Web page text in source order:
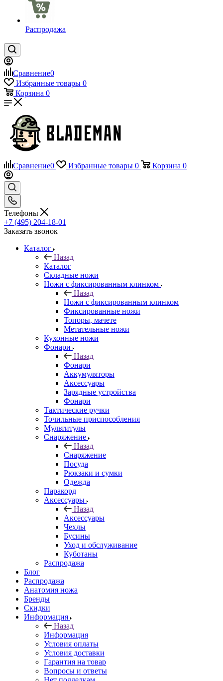
Распродажа
Сравнение0
Избранные товары 0
Корзина 0
Сравнение0 Избранные товары 0 Корзина 0
Телефоны
+7 (495) 204-18-01
Заказать звонок
Каталог
Назад
Каталог
Складные ножи
Ножи с фиксированным клинком
Назад
Ножи с фиксированным клинком
Фиксированные ножи
Топоры, мачете
Метательные ножи
Кухонные ножи
Фонари
Назад
Фонари
Аккумуляторы
Аксессуары
Зарядные устройства
Фонари
Тактические ручки
Точильные приспособления
Мультитулы
Снаряжение
Назад
Снаряжение
Посуда
Рюкзаки и сумки
Одежда
Паракорд
Аксессуары
Назад
Аксессуары
Чехлы
Бусины
Уход и обслуживание
Куботаны
Распродажа
Блог
Распродажа
Анатомия ножа
Бренды
Скидки
Информация
Назад
Информация
Условия оплаты
Условия доставки
Гарантия на товар
Вопросы и ответы